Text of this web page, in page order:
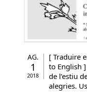
AG.
1
2018
[ Traduire
to English
de l’estiu
alegries.